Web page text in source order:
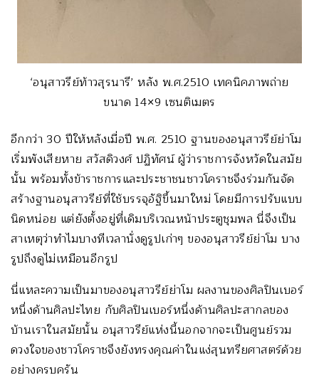
‘อนุสาวรีย์ท้าวสุรนารี’ หลัง พ.ศ.2510 เทคนิคภาพถ่าย
ขนาด 14×9 เซนติเมตร
อีกกว่า 30 ปีให้หลังเมื่อปี พ.ศ. 2510 ฐานของอนุสาวรีย์ย่าโม
เริ่มพังเสียหาย สวัสดิวงศ์ ปฏิทัศน์ ผู้ว่าราชการจังหวัดในสมัย
นั้น พร้อมทั้งข้าราชการและประชาชนชาวโคราชจึงร่วมกันจัด
สร้างฐานอนุสาวรีย์ที่ใช้บรรจุอัฐิขึ้นมาใหม่ โดยมีการปรับแบบ
นิดหน่อย แต่ยังตั้งอยู่ที่เดิมบริเวณหน้าประตูชุมพล นี่จึงเป็น
สาเหตุว่าทำไมบางทีเวลานั่งดูรูปเก่าๆ ของอนุสาวรีย์ย่าโม บาง
รูปถึงดูไม่เหมือนอีกรูป
นี่แหละความเป็นมาของอนุสาวรีย์ย่าโม ผลงานของศิลปินเบอร์
หนึ่งด้านศิลปะไทย กับศิลปินเบอร์หนึ่งด้านศิลปะสากลของ
บ้านเราในสมัยนั้น อนุสาวรีย์แห่งนี้นอกจากจะเป็นศูนย์รวม
ดวงใจของชาวโคราชจึงยังทรงคุณค่าในแง่สุนทรียศาสตร์ด้วย
อย่างครบครัน